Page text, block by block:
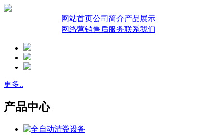
网站首页公司简介产品展示
网络营销售后服务联系我们
更多..
产品中心